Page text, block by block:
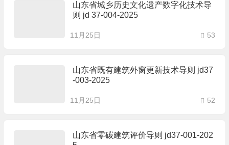
山东省城乡历史文化遗产数字化技术导
则 jd 37-004-2025
11月25日 53
山东省既有建筑外窗更新技术导则 jd37
-003-2025
11月25日 52
山东省零碳建筑评价导则 jd37-001-202